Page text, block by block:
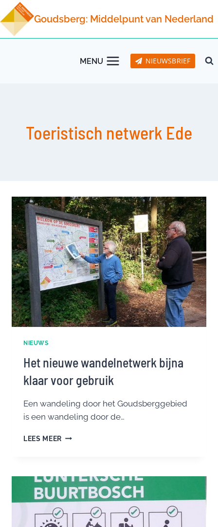
Doorgaan
naar
inhoud
Goudsberg: Middelpunt van Nederland
MENU NIEUWSBRIEF
Toeristisch netwerk Ede
NIEUWS
Het nieuwe wandelnetwerk bijna
klaar voor gebruik
Een wandeling door het Goudsberggebied
is een wandeling door de…
LEES MEER HET
KLAAR
VOOR
GEBRUIK